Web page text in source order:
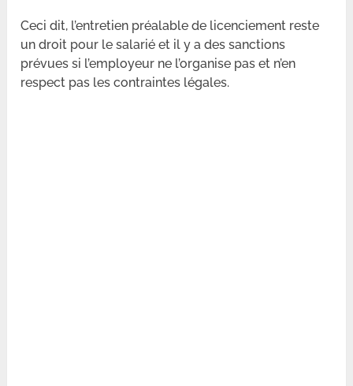
Ceci dit, l’entretien préalable de licenciement reste
un droit pour le salarié et il y a des sanctions
prévues si l’employeur ne l’organise pas et n’en
respect pas les contraintes légales.